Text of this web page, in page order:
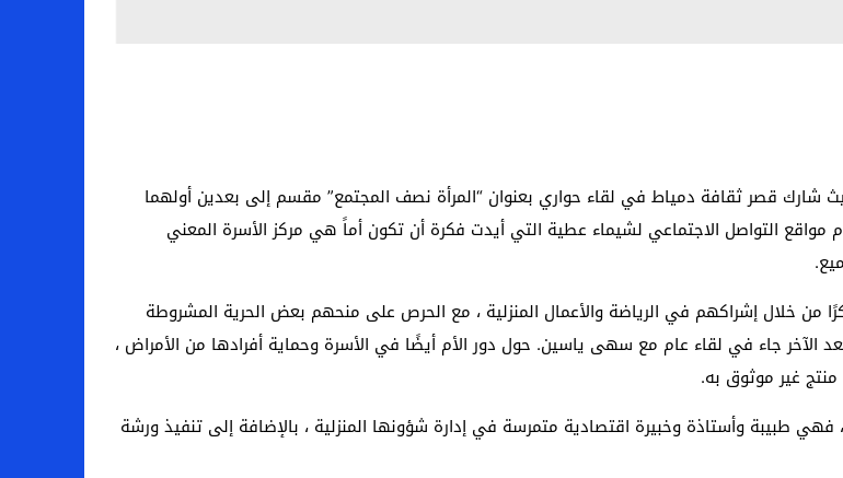
حيث شارك قصر ثقافة دمياط في لقاء حواري بعنوان “المرأة نصف المجتمع” مقسم إلى بعدين أولهما
التواصل الاجتماعي لشيماء عطية التي أيدت فكرة أن تكون أماً هي مركز الأسرة المعني
من خلال إشراكهم في الرياضة والأعمال المنزلية ، مع الحرص على منحهم بعض الحرية المشروطة
الآخر جاء في لقاء عام مع سهى ياسين. حول دور الأم أيضًا في الأسرة وحماية أفرادها من الأمراض ،
غير موثوق به.
فهي طبيبة وأستاذة وخبيرة اقتصادية متمرسة في إدارة شؤونها المنزلية ، بالإضافة إلى تنفيذ ورشة